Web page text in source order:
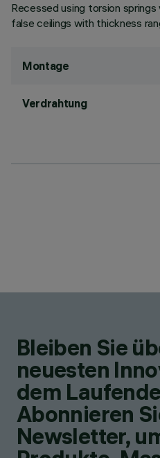
Recessed using torsion
false ceilings with thickness
Montage
Verdrahtung
Bleiben Sie
neuesten
dem
Abonnieren
Newsletter,